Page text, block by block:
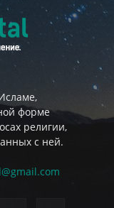
форме
религии,
с ней.